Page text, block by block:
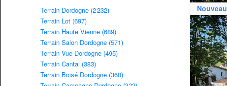
Terrain Dordogne (2 232)
Terrain Lot (697)
Terrain Haute Vienne (689)
Terrain Salon Dordogne (571)
Terrain Vue Dordogne (495)
Terrain Cantal (383)
Terrain Boisé Dordogne (360)
Nouveau